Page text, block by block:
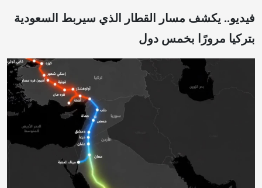
فيديو.. يكشف مسار القطار الذي سيربط السعودية
بتركيا مرورًا بخمس دول